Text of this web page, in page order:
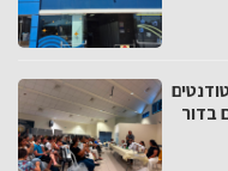
העניקה מלגות ל-140 סטודנטים
בדור